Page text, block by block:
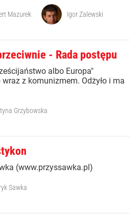
Mazurek Igor Zalewski
- Rada postępu
albo Europa"
wraz z komunizmem. Odżyło i ma
Grzybowska
(www.przyssawka.pl)
Sawka